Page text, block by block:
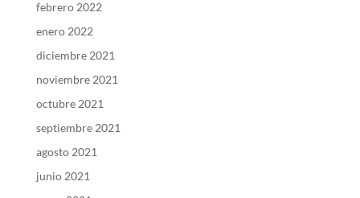
febrero 2022
enero 2022
diciembre 2021
noviembre 2021
octubre 2021
septiembre 2021
agosto 2021
junio 2021